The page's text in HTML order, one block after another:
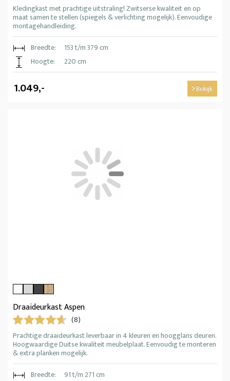
Kledingkast met prachtige uitstraling! Zwitserse kwaliteit en op
maat samen te stellen (spiegels & verlichting mogelijk). Eenvoudige
montagehandleiding.
Breedte:
153 t/m 379 cm
Hoogte:
220 cm
1.049,- Bekijk
Draaideurkast Aspen
(8)
Prachtige draaideurkast leverbaar in 4 kleuren en hoogglans deuren.
Hoogwaardige Duitse kwaliteit meubelplaat. Eenvoudig te monteren
& extra planken mogelijk.
Breedte:
91 t/m 271 cm